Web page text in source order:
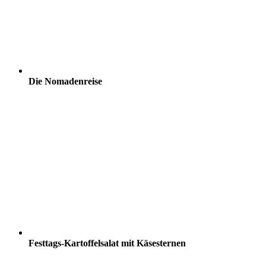
Die Nomadenreise
Festtags-Kartoffelsalat mit Käsesternen